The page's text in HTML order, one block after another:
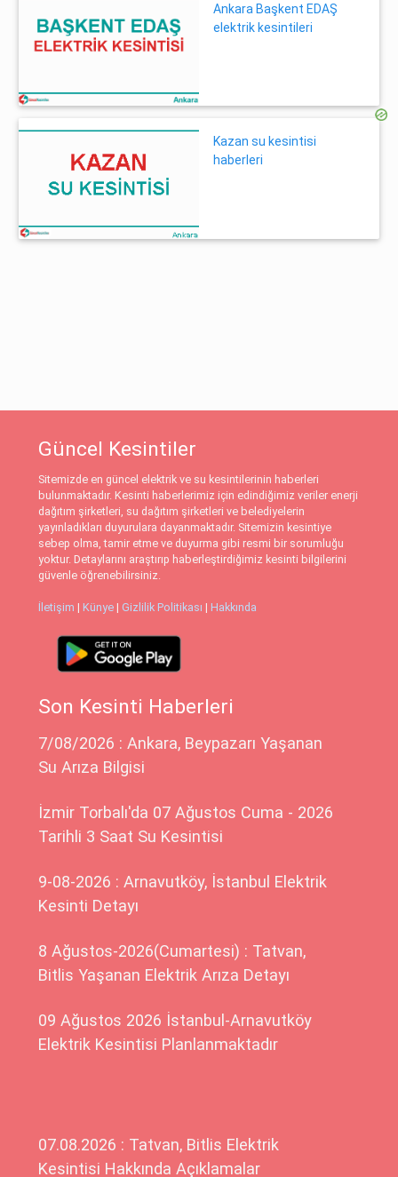
Ankara Başkent EDAŞ
elektrik kesintileri
Kazan su kesintisi
haberleri
Güncel Kesintiler
Sitemizde en güncel elektrik ve su kesintilerinin haberleri
bulunmaktadır. Kesinti haberlerimiz için edindiğimiz veriler enerji
dağıtım şirketleri, su dağıtım şirketleri ve belediyelerin
yayınladıkları duyurulara dayanmaktadır. Sitemizin kesintiye
sebep olma, tamir etme ve duyurma gibi resmi bir sorumluğu
yoktur. Detaylarını araştırıp haberleştirdiğimiz kesinti bilgilerini
güvenle öğrenebilirsiniz.
İletişim | Künye | Gizlilik Politikası | Hakkında
Son Kesinti Haberleri
7/08/2026 : Ankara, Beypazarı Yaşanan
Su Arıza Bilgisi
İzmir Torbalı'da 07 Ağustos Cuma - 2026
Tarihli 3 Saat Su Kesintisi
9-08-2026 : Arnavutköy, İstanbul Elektrik
Kesinti Detayı
8 Ağustos-2026(Cumartesi) : Tatvan,
Bitlis Yaşanan Elektrik Arıza Detayı
09 Ağustos 2026 İstanbul-Arnavutköy
Elektrik Kesintisi Planlanmaktadır
07.08.2026 : Tatvan, Bitlis Elektrik
Kesintisi Hakkında Açıklamalar